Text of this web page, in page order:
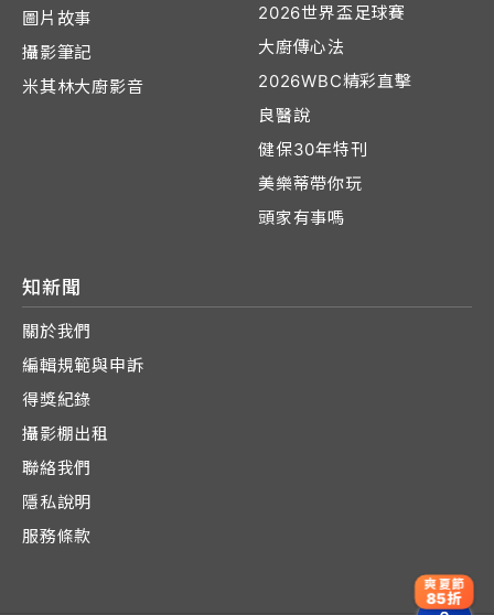
圖片故事
攝影筆記
米其林大廚影音
2026世界盃足球賽
大廚傳心法
2026WBC精彩直擊
良醫說
健保30年特刊
美樂蒂帶你玩
頭家有事嗎
知新聞
關於我們
編輯規範與申訴
得獎紀錄
攝影棚出租
聯絡我們
隱私說明
服務條款
爽夏節
85折